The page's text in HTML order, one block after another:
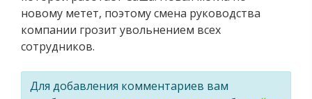
новому метет, поэтому смена руководства
компании грозит увольнением всех
сотрудников.
Для добавления комментариев вам